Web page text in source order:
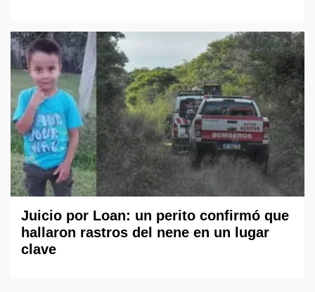
Juicio por Loan: un perito confirmó que
hallaron rastros del nene en un lugar
clave